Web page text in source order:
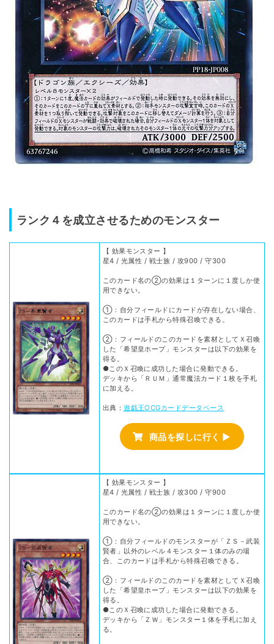
ランク４を成立させるためのモンスター
【 効果モンスター 】
星4 / 光属性 / 戦士族 / 攻900 / 守300
このカード名の②の効果は１ターンに１度しか使
用できない。
①：自分フィールドにカードが存在しない場合、
このカードは手札から特殊召喚できる。
②：フィールドのこのカードを素材としてＸ召喚
した「希望皇ホープ」モンスターは以下の効果を
得る。
●このＸ召喚に成功した場合に発動できる。
デッキから「ＲＵＭ」通常魔法カード１枚を手札
に加える。
出典：遊戯王OCGカードデータベース
商品を探しに行く ▶
【 効果モンスター 】
星4 / 光属性 / 戦士族 / 攻300 / 守900
このカード名の②の効果は１ターンに１度しか使
用できない。
①：自分フィールドのモンスターが「ＺＳ－武装
賢者」以外のレベル４モンスター１体のみの場
合、このカードは手札から特殊召喚できる。
②：フィールドのこのカードを素材としてＸ召喚
した「希望皇ホープ」モンスターは以下の効果を
得る。
●このＸ召喚に成功した場合に発動できる。
デッキから「ＺＷ」モンスター１体を手札に加え
る。